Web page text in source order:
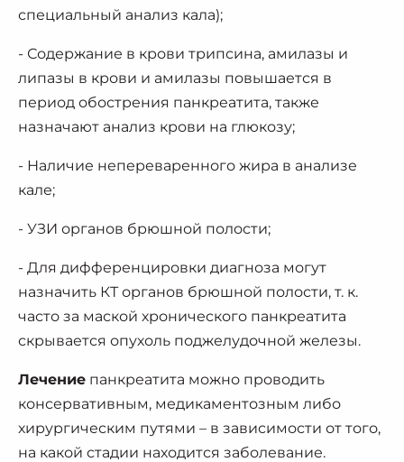
специальный анализ кала);
- Содержание в крови трипсина, амилазы и
липазы в крови и амилазы повышается в
период обострения панкреатита, также
назначают анализ крови на глюкозу;
- Наличие непереваренного жира в анализе
кале;
- УЗИ органов брюшной полости;
- Для дифференцировки диагноза могут
назначить КТ органов брюшной полости, т. к.
часто за маской хронического панкреатита
скрывается опухоль поджелудочной железы.
Лечение панкреатита можно проводить
консервативным, медикаментозным либо
хирургическим путями – в зависимости от того,
на какой стадии находится заболевание.